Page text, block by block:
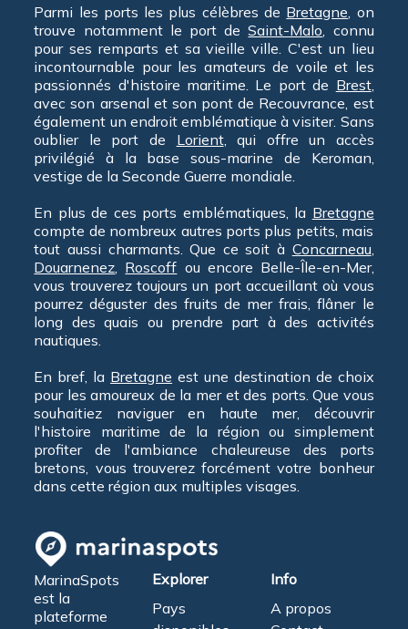
Parmi les ports les plus célèbres de Bretagne, on
trouve notamment le port deSaint-Malo, connu
pour ses remparts et sa vieille ville. C'est un lieu
incontournable pour les amateurs de voile et les
passionnés d'histoire maritime. Le port de Brest,
avec son arsenal et son pont de Recouvrance, est
également un endroit emblématique à visiter. Sans
oublier le port de Lorient, qui offre un accès
privilégié à la base sous-marine de Keroman,
vestige de la Seconde Guerre mondiale.
En plus de ces ports emblématiques, la Bretagne
compte de nombreux autres ports plus petits, mais
tout aussi charmants. Que ce soit à Concarneau,
Douarnenez, Roscoff ou encore Belle-Île-en-Mer,
vous trouverez toujours un port accueillant où vous
pourrez déguster des fruits de mer frais, flâner le
long des quais ou prendre part à des activités
nautiques.
En bref, la Bretagne est une destination de choix
pour les amoureux de la mer et des ports. Que vous
souhaitiez naviguer en haute mer, découvrir
l'histoire maritime de la région ou simplement
profiter de l'ambiance chaleureuse des ports
bretons, vous trouverez forcément votre bonheur
dans cette région aux multiples visages.
MarinaSpots
est la
plateforme
Explorer
Pays
Info
A propos